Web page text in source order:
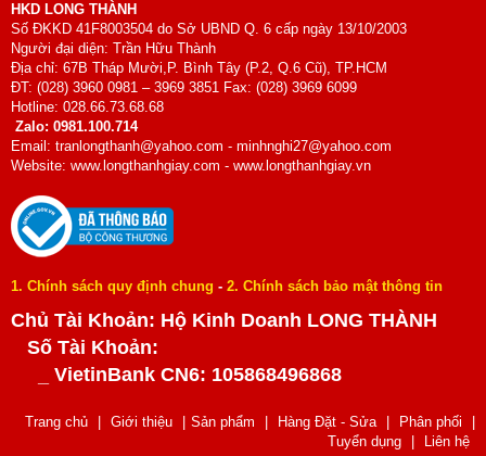
HKD LONG THÀNH
Số ĐKKD 41F8003504 do Sở UBND Q. 6 cấp ngày 13/10/2003
Người đại diện: Trần Hữu Thành
Địa chỉ: 67B Tháp Mười,P. Bình Tây (P.2, Q.6 Cũ), TP.HCM
ĐT: (028) 3960 0981 – 3969 3851 Fax: (028) 3969 6099
Hotline: 028.66.73.68.68
Zalo: 0981.100.714
Email: tranlongthanh@yahoo.com - minhnghi27@yahoo.com
Website: www.longthanhgiay.com - www.longthanhgiay.vn
1. Chính sách quy định chung - 2. Chính sách bảo mật thông tin
Chủ Tài Khoản: Hộ Kinh Doanh LONG THÀNH
Số Tài Khoản:
_ VietinBank CN6: 105868496868
Trang chủ Giới thiệu Sản phẩm Hàng Đặt - Sửa Phân phối
Tuyển dụng
Liên hệ